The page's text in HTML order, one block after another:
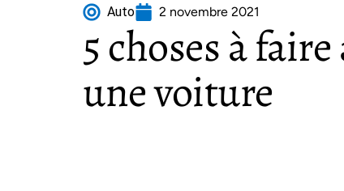
Auto 2 novembre 2021
5 choses à
une voiture